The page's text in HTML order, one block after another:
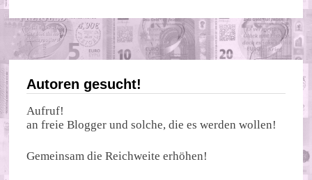
Autoren gesucht!
Aufruf!
an freie Blogger und solche, die es werden wollen!
Gemeinsam die Reichweite erhöhen!